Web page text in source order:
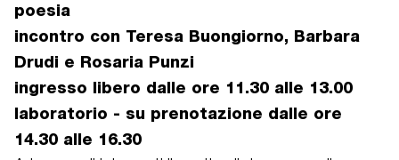
poesia
incontro con Teresa Buongiorno, Barbara
Drudi e Rosaria Punzi
ingresso libero dalle ore 11.30 alle 13.00
laboratorio - su prenotazione dalle ore
14.30 alle 16.30